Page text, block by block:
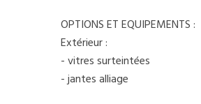
OPTIONS ET EQUIPEMENTS :
Extérieur :
- vitres surteintées
- jantes alliage